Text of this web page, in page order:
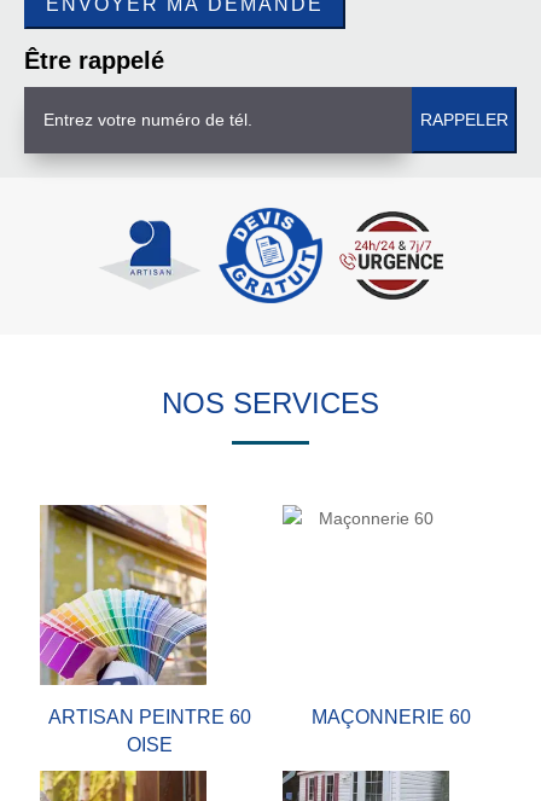
Être rappelé
NOS SERVICES
ARTISAN PEINTRE 60
OISE
MAÇONNERIE 60